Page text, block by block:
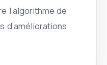
l’algorithme de
d’améliorations